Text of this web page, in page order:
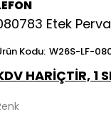
Etek
Kodu: W26S-LF-
HARİÇTİR, 1